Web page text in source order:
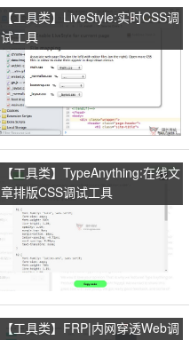
【工具类】LiveStyle:实时CSS调
试工具
【工具类】TypeAnything:在线文
章排版CSS调试工具
【工具类】FRP|内网穿透Web调